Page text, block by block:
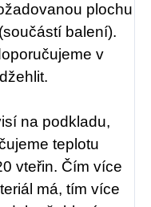
plochu
balení).
v
na podkladu,
teplotu
vteřin. Čím více
má, tím více